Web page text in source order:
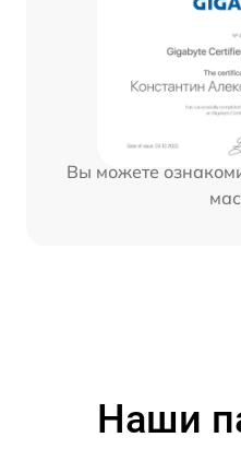
Вы можете
Наши